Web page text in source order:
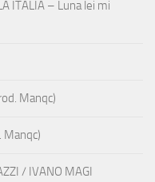
ITALIA – Luna lei mi
Manqc)
Manqc)
/ IVANO MAGI